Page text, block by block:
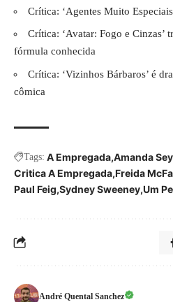
Crítica: ‘Agentes Muito
Crítica: ‘Avatar: Fogo e Cinzas’
fórmula conhecida
Crítica: ‘Vizinhos Bárbaros’ é
cômica
Tags: A Empregada Amanda
Critica A Empregada Freida
Paul Feig Sydney Sweeney Um
André Quental Sanchez